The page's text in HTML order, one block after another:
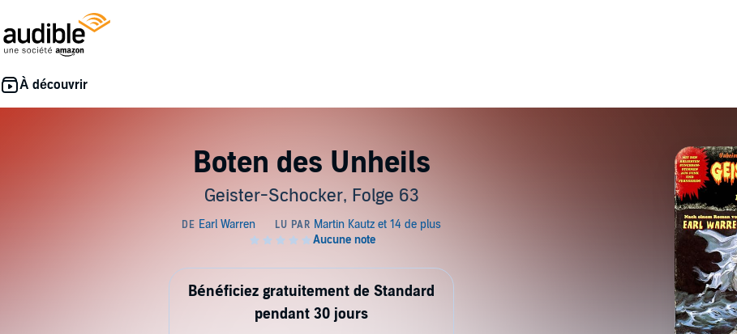
Boten des Unheils
Geister-Schocker, Folge 63
Bénéficiez gratuitement de Standard
pendant 30 jours